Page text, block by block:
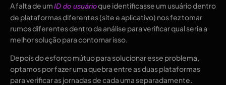
A falta de umID do usuárioque identificasse um usuário dentro
de plataformas diferentes (site e aplicativo) nos fez tomar
rumos diferentes dentro da análise para verificar qual seria a
melhor solução para contornar isso.
Depois do esforço mútuo para solucionar esse problema,
optamos por fazer uma quebra entre as duas plataformas
para verificar as jornadas de cada uma separadamente.